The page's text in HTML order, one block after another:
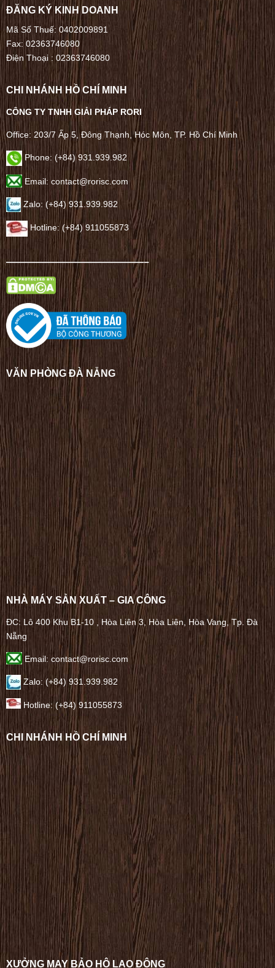
ĐĂNG KÝ KINH DOANH
Mã Số Thuế: 0402009891
Fax: 02363746080
Điện Thoại :02363746080
CHI NHÁNH HỒ CHÍ MINH
CÔNG TY TNHH GIẢI PHÁP RORI
Office: 203/7 Ấp 5, Đông Thạnh, Hóc Môn, TP. Hồ Chí Minh
Phone: (+84) 931.939.982
Email: contact@rorisc.com
Zalo: (+84) 931.939.982
Hotline: (+84) 911055873
——————————————–
VĂN PHÒNG ĐÀ NẴNG
NHÀ MÁY SẢN XUẤT – GIA CÔNG
ĐC: Lô 400 Khu B1-10 , Hòa Liên 3, Hòa Liên, Hòa Vang, Tp. Đà
Nẵng
Email: contact@rorisc.com
Zalo: (+84) 931.939.982
Hotline: (+84) 911055873
CHI NHÁNH HỒ CHÍ MINH
XƯỞNG MAY BẢO HỘ LAO ĐỘNG